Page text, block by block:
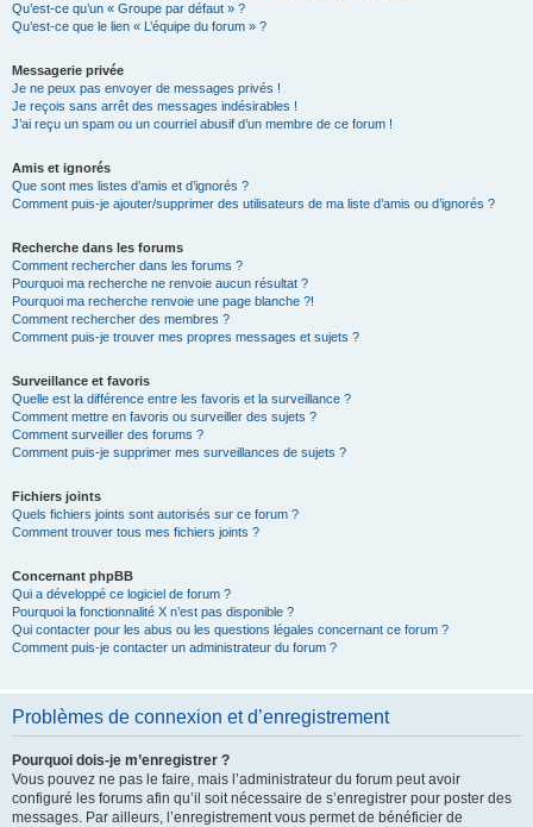
Qu’est-ce qu’un « Groupe par défaut » ?
Qu’est-ce que le lien « L’équipe du forum » ?
Messagerie privée
Je ne peux pas envoyer de messages privés !
Je reçois sans arrêt des messages indésirables !
J’ai reçu un spam ou un courriel abusif d’un membre de ce forum !
Amis et ignorés
Que sont mes listes d’amis et d’ignorés ?
Comment puis-je ajouter/supprimer des utilisateurs de ma liste d’amis ou d’ignorés ?
Recherche dans les forums
Comment rechercher dans les forums ?
Pourquoi ma recherche ne renvoie aucun résultat ?
Pourquoi ma recherche renvoie une page blanche ?!
Comment rechercher des membres ?
Comment puis-je trouver mes propres messages et sujets ?
Surveillance et favoris
Quelle est la différence entre les favoris et la surveillance ?
Comment mettre en favoris ou surveiller des sujets ?
Comment surveiller des forums ?
Comment puis-je supprimer mes surveillances de sujets ?
Fichiers joints
Quels fichiers joints sont autorisés sur ce forum ?
Comment trouver tous mes fichiers joints ?
Concernant phpBB
Qui a développé ce logiciel de forum ?
Pourquoi la fonctionnalité X n’est pas disponible ?
Qui contacter pour les abus ou les questions légales concernant ce forum ?
Comment puis-je contacter un administrateur du forum ?
Problèmes de connexion et d’enregistrement
Pourquoi dois-je m’enregistrer ?
Vous pouvez ne pas le faire, mais l’administrateur du forum peut avoir
configuré les forums afin qu’il soit nécessaire de s’enregistrer pour poster des
messages. Par ailleurs, l’enregistrement vous permet de bénéficier de